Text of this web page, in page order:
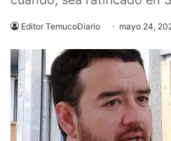
Editor TemucoDiario mayo 24,